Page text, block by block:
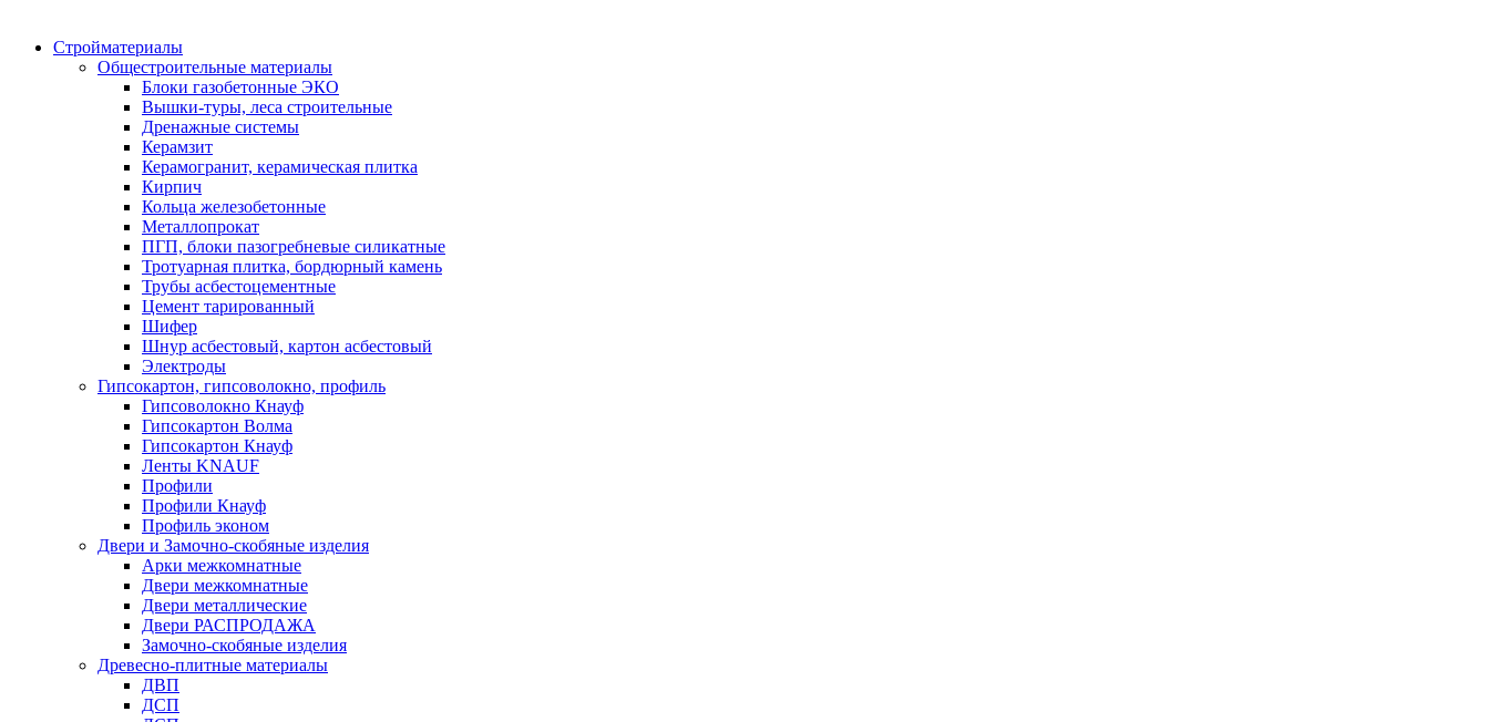
Стройматериалы
Oбщестроительные материалы
Блоки газобетонные ЭКО
Вышки-туры, леса строительные
Дренажные системы
Керамзит
Керамогранит, керамическая плитка
Кирпич
Кольца железобетонные
Металлопрокат
ПГП, блоки пазогребневые силикатные
Тротуарная плитка, бордюрный камень
Трубы асбестоцементные
Цемент тарированный
Шифер
Шнур асбестовый, картон асбестовый
Электроды
Гипсокартон, гипсоволокно, профиль
Гипсоволокно Кнауф
Гипсокартон Волма
Гипсокартон Кнауф
Ленты KNAUF
Профили
Профили Кнауф
Профиль эконом
Двери и Замочно-скобяные изделия
Арки межкомнатные
Двери межкомнатные
Двери металлические
Двери РАСПРОДАЖА
Замочно-скобяные изделия
Древесно-плитные материалы
ДВП
ДСП